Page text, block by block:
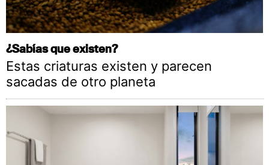
¿Sabías que existen?
Estas criaturas existen y parecen
sacadas de otro planeta